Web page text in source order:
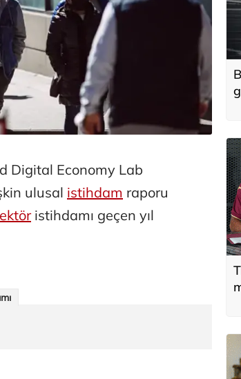
Digital Economy Lab
ulusal istihdam raporu
istihdamı geçen yıl